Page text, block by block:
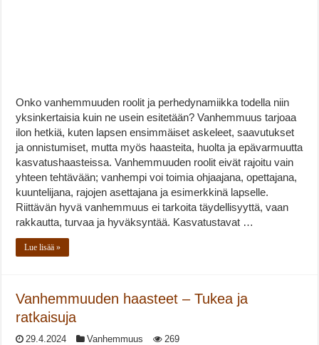
Onko vanhemmuuden roolit ja perhedynamiikka todella niin
yksinkertaisia kuin ne usein esitetään? Vanhemmuus tarjoaa
ilon hetkiä, kuten lapsen ensimmäiset askeleet, saavutukset
ja onnistumiset, mutta myös haasteita, huolta ja epävarmuutta
kasvatushaasteissa. Vanhemmuuden roolit eivät rajoitu vain
yhteen tehtävään; vanhempi voi toimia ohjaajana, opettajana,
kuuntelijana, rajojen asettajana ja esimerkkinä lapselle.
Riittävän hyvä vanhemmuus ei tarkoita täydellisyyttä, vaan
rakkautta, turvaa ja hyväksyntää. Kasvatustavat …
Lue lisää »
Vanhemmuuden haasteet – Tukea ja
ratkaisuja
29.4.2024 Vanhemmuus 269